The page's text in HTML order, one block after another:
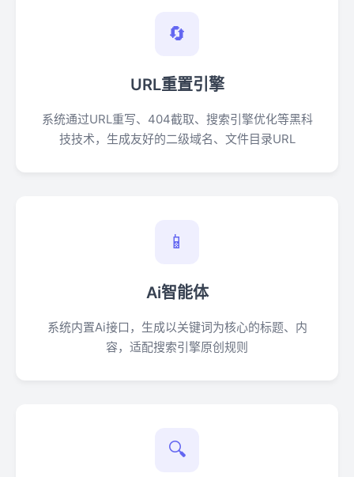
🔄
URL重置引擎
系统通过URL重写、404截取、搜索引擎优化等黑科
技技术，生成友好的二级域名、文件目录URL
📱
Ai智能体
系统内置Ai接口，生成以关键词为核心的标题、内
容，适配搜索引擎原创规则
🔍